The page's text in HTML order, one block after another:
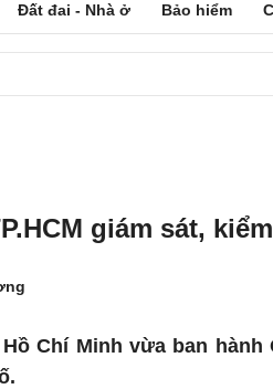
Đất đai - Nhà ở Bảo hiểm
giám sát,
Hồ Chí Minh vừa ban